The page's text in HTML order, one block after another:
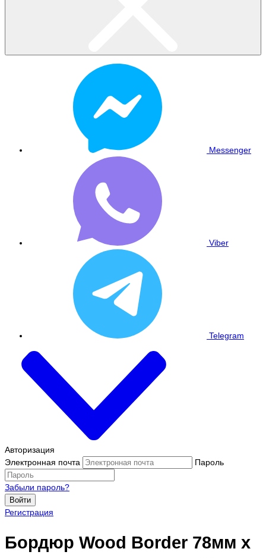
Messenger
Viber
Telegram
Авторизация
Электронная почта
Пароль
Забыли пароль?
Войти
Регистрация
Бордюр Wood Border 78мм х